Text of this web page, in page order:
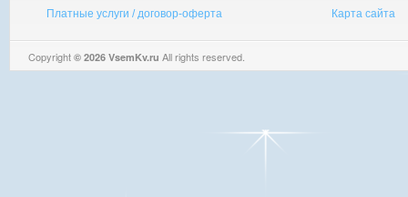
Платные услуги / договор-оферта
Карта сайта
Copyright © 2026 VsemKv.ru All rights reserved.